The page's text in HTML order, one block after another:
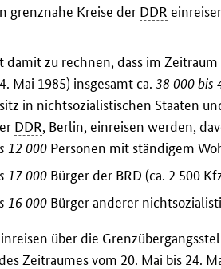
grenznahe Kreise der DDR
damit zu rechnen, dass im
Mai 1985) insgesamt ca.38 000 bis
in nichtsozialistischen Staaten
DDR, Berlin, einreisen werden,
12 000 Personen mit ständigem
17 000 Bürger der BRD (ca. 2 500
16 000 Bürger anderer
über die
Zeitraumes vom 20. Mai bis 24.